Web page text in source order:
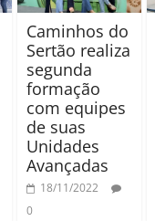
Caminhos do
Sertão realiza
segunda
formação
com equipes
de suas
Unidades
Avançadas
18/11/2022
0